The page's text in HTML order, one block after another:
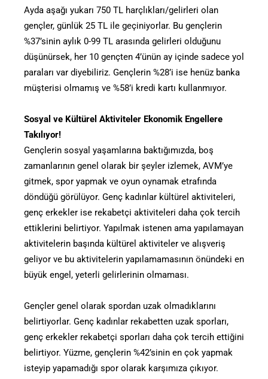
Ayda aşağı yukarı 750 TL harçlıkları/gelirleri olan
gençler, günlük 25 TL ile geçiniyorlar. Bu gençlerin
%37’sinin aylık 0-99 TL arasında gelirleri olduğunu
düşünürsek, her 10 gençten 4’ünün ay içinde sadece yol
paraları var diyebiliriz. Gençlerin %28’i ise henüz banka
müşterisi olmamış ve %58’i kredi kartı kullanmıyor.
Sosyal ve Kültürel Aktiviteler Ekonomik Engellere
Takılıyor!
Gençlerin sosyal yaşamlarına baktığımızda, boş
zamanlarının genel olarak bir şeyler izlemek, AVM’ye
gitmek, spor yapmak ve oyun oynamak etrafında
döndüğü görülüyor. Genç kadınlar kültürel aktiviteleri,
genç erkekler ise rekabetçi aktiviteleri daha çok tercih
ettiklerini belirtiyor. Yapılmak istenen ama yapılamayan
aktivitelerin başında kültürel aktiviteler ve alışveriş
geliyor ve bu aktivitelerin yapılamamasının önündeki en
büyük engel, yeterli gelirlerinin olmaması.
Gençler genel olarak spordan uzak olmadıklarını
belirtiyorlar. Genç kadınlar rekabetten uzak sporları,
genç erkekler rekabetçi sporları daha çok tercih ettiğini
belirtiyor. Yüzme, gençlerin %42’sinin en çok yapmak
isteyip yapamadığı spor olarak karşımıza çıkıyor.